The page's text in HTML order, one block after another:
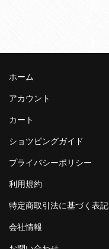
ホーム
アカウント
カート
ショツピングガイド
プライバシーポリシー
利用規約
特定商取引法に基づく表記
会社情報